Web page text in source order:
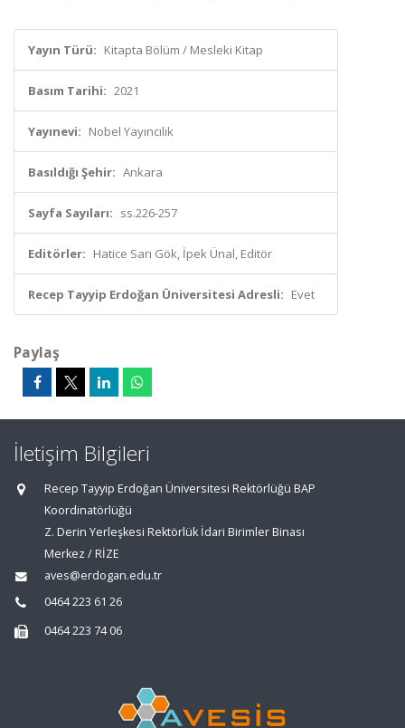
Yayın Türü: Kitapta Bölüm / Mesleki Kitap
Basım Tarihi: 2021
Yayınevi: Nobel Yayıncılık
Basıldığı Şehir: Ankara
Sayfa Sayıları: ss.226-257
Editörler: Hatice Sarı Gök, İpek Ünal, Editör
Recep Tayyip Erdoğan Üniversitesi Adresli: Evet
Paylaş
İletişim Bilgileri
Recep Tayyip Erdoğan Üniversitesi Rektörlüğü BAP
Koordinatörlüğü
Z. Derin Yerleşkesi Rektörlük İdari Birimler Binası
Merkez / RİZE
aves@erdogan.edu.tr
0464 223 61 26
0464 223 74 06